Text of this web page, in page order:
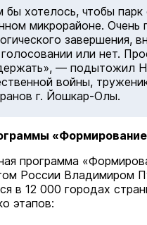
бы хотелось, чтобы
микрорайоне. Очень
завершения,
или нет.
— подытожил
войны,
г. Йошкар-Олы.
программа
России Владимиром
в 12 000 городах
этапов: